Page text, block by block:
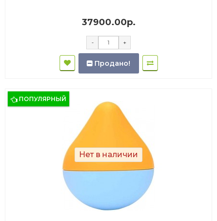
37900.00р.
- +
Продано!
ПОПУЛЯРНЫЙ
Нет в наличии